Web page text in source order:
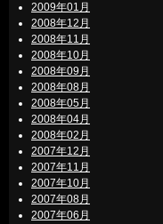
2009年01月
2008年12月
2008年11月
2008年10月
2008年09月
2008年08月
2008年05月
2008年04月
2008年02月
2007年12月
2007年11月
2007年10月
2007年08月
2007年06月